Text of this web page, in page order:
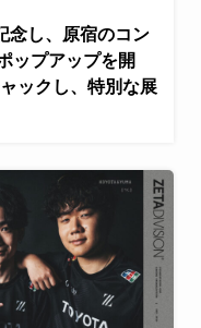
念し、原宿のコン
ップアップを開
ックし、特別な展